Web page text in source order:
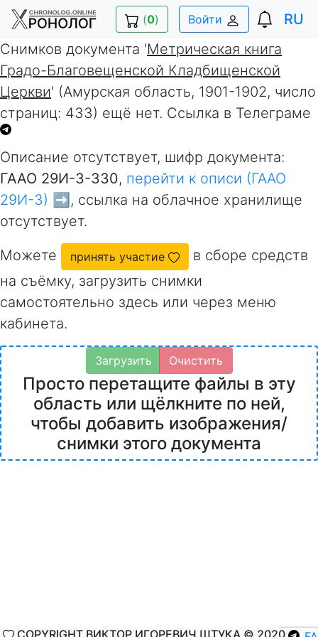
(0) Войти
RU
Снимков документа 'Метрическая книга
Градо-Благовещенской Кладбищенской
Церкви' (Амурская область, 1901-1902, число
страниц: 433) ещё нет. Ссылка в Телеграме
Описание отсутствует, шифр документа:
ГААО 29И-3-330, перейти к описи (ГААО
29И-3) ➡️ , ссылка на облачное хранилище
отсутствует.
Можете принять участие
в сборе средств
на съёмку, загрузить снимки
самостоятельно здесь или через меню
кабинета.
Загрузить Очистить
Просто перетащите файлы в эту
область или щёлкните по ней,
чтобы добавить изображения/
снимки этого документа
COPYRIGHT ВИКТОР ИГОРЕВИЧ ШТУКА © 2020